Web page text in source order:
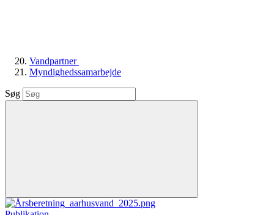
Vandpartner
Myndighedssamarbejde
Søg